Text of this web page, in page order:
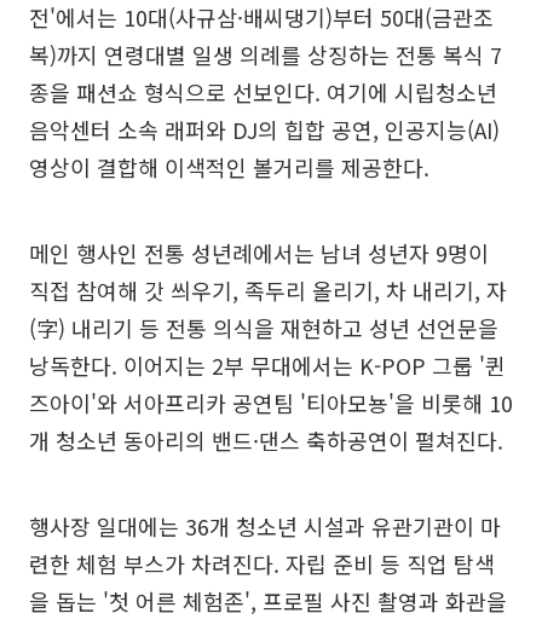
전'에서는 10대(사규삼·배씨댕기)부터 50대(금관조
복)까지 연령대별 일생 의례를 상징하는 전통 복식 7
종을 패션쇼 형식으로 선보인다. 여기에 시립청소년
음악센터 소속 래퍼와 DJ의 힙합 공연, 인공지능(AI)
영상이 결합해 이색적인 볼거리를 제공한다.
메인 행사인 전통 성년례에서는 남녀 성년자 9명이
직접 참여해 갓 씌우기, 족두리 올리기, 차 내리기, 자
(字) 내리기 등 전통 의식을 재현하고 성년 선언문을
낭독한다. 이어지는 2부 무대에서는 K-POP 그룹 '퀸
즈아이'와 서아프리카 공연팀 '티아모뇽'을 비롯해 10
개 청소년 동아리의 밴드·댄스 축하공연이 펼쳐진다.
행사장 일대에는 36개 청소년 시설과 유관기관이 마
련한 체험 부스가 차려진다. 자립 준비 등 직업 탐색
을 돕는 '첫 어른 체험존', 프로필 사진 촬영과 화관을